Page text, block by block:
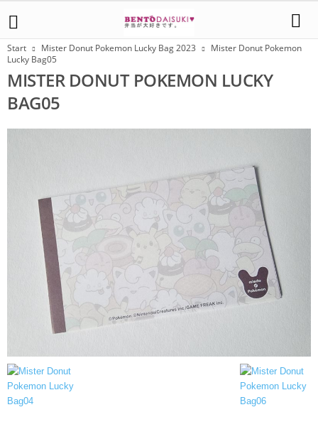
Start Mister Donut Pokemon Lucky Bag 2023
Mister Donut Pokemon
Lucky Bag05
MISTER DONUT POKEMON LUCKY
BAG05